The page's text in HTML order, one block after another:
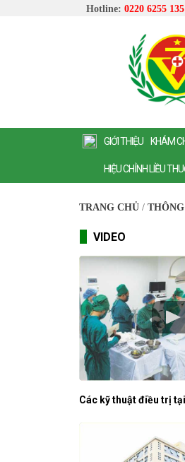
Hotline: 0220 6255
GIỚI THIỆU KHÁM
HIỆU CHỈNH LIỀU
VIDEO
Các kỹ thuật điều trị
TRANG CHỦ /